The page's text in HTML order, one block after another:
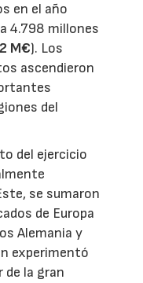
en el año
4.798 millones
M€). Los
ascendieron
del
del ejercicio
se sumaron
de Europa
Alemania y
experimentó
de la gran